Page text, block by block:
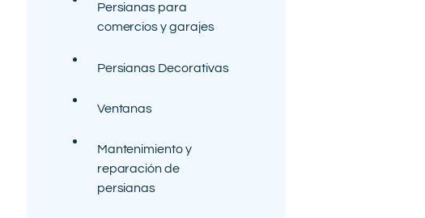
Persianas para
comercios y garajes
Persianas Decorativas
Ventanas
Mantenimiento y
reparación de
persianas